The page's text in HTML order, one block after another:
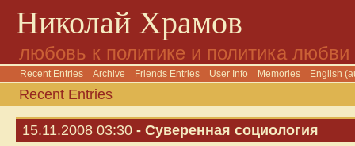
Николай Храмов
любовь к политике и политика любви
Recent Entries Archive Friends Entries User Info Memories English
Recent Entries
15.11.2008 03:30 - Суверенная социология